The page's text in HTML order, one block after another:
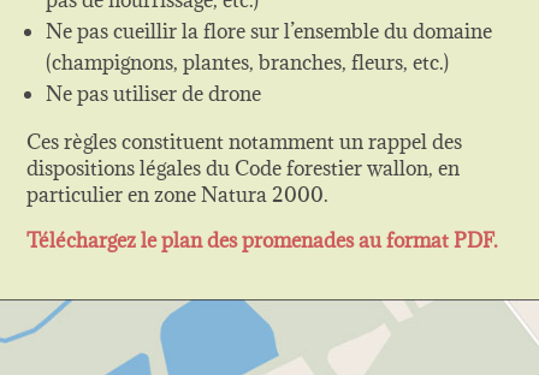
Ne pas cueillir la flore sur l’ensemble du domaine
(champignons, plantes, branches, fleurs, etc.)
Ne pas utiliser de drone
Ces règles constituent notamment un rappel des
dispositions légales du Code forestier wallon, en
particulier en zone Natura 2000.
Téléchargez le plan des promenades au format PDF.